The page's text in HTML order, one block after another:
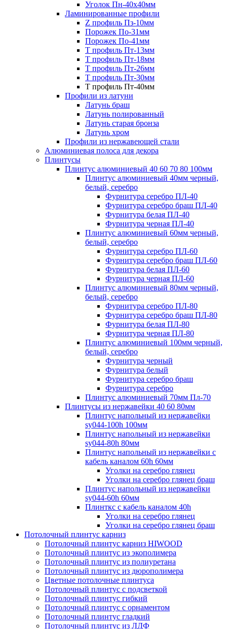
Уголок Пн-40х40мм
Ламинированные профили
Z профиль Пз-10мм
Порожек По-31мм
Порожек По-41мм
Т профиль Пт-13мм
Т профиль Пт-18мм
Т профиль Пт-26мм
Т профиль Пт-30мм
Т профиль Пт-40мм
Профили из латуни
Латунь браш
Латунь полированный
Латунь старая бронза
Латунь хром
Профили из нержавеющей стали
Алюминиевая полоса для декора
Плинтусы
Плинтус алюминиевый 40 60 70 80 100мм
Плинтус алюминиевый 40мм черный,
белый, серебро
Фурнитура серебро ПЛ-40
Фурнитура серебро браш ПЛ-40
Фурнитура белая ПЛ-40
Фурнитура черная ПЛ-40
Плинтус алюминиевый 60мм черный,
белый, серебро
Фурнитура серебро ПЛ-60
Фурнитура серебро браш ПЛ-60
Фурнитура белая ПЛ-60
Фурнитура черная ПЛ-60
Плинтус алюминиевый 80мм черный,
белый, серебро
Фурнитура серебро ПЛ-80
Фурнитура серебро браш ПЛ-80
Фурнитура белая ПЛ-80
Фурнитура черная ПЛ-80
Плинтус алюминиевый 100мм черный,
белый, серебро
Фурнитура черный
Фурнитура белый
Фурнитура серебро браш
Фурнитура серебро
Плинтус алюминиевый 70мм Пл-70
Плинтусы из нержавейки 40 60 80мм
Плинтус напольный из нержавейки
sy044-100h 100мм
Плинтус напольный из нержавейки
sy044-80h 80мм
Плинтус напольный из нержавейки c
кабель каналом 60h 60мм
Уголки на серебро глянец
Уголки на серебро глянец браш
Плинтус напольный из нержавейки
sy044-60h 60мм
Плинткс c кабель каналом 40h
Уголки на серебро глянец
Уголки на серебро глянец браш
Потолочный плинтус карниз
Потолочный плинтус карниз HIWOOD
Потолочный плинтус из экополимера
Потолочный плинтус из полиуретана
Потолочный плинтус из дюрополимера
Цветные потолочные плинтуса
Потолочный плинтус с подсветкой
Потолочный плинтус гибкий
Потолочный плинтус с орнаментом
Потолочный плинтус гладкий
Потолочный плинтус из ЛДФ